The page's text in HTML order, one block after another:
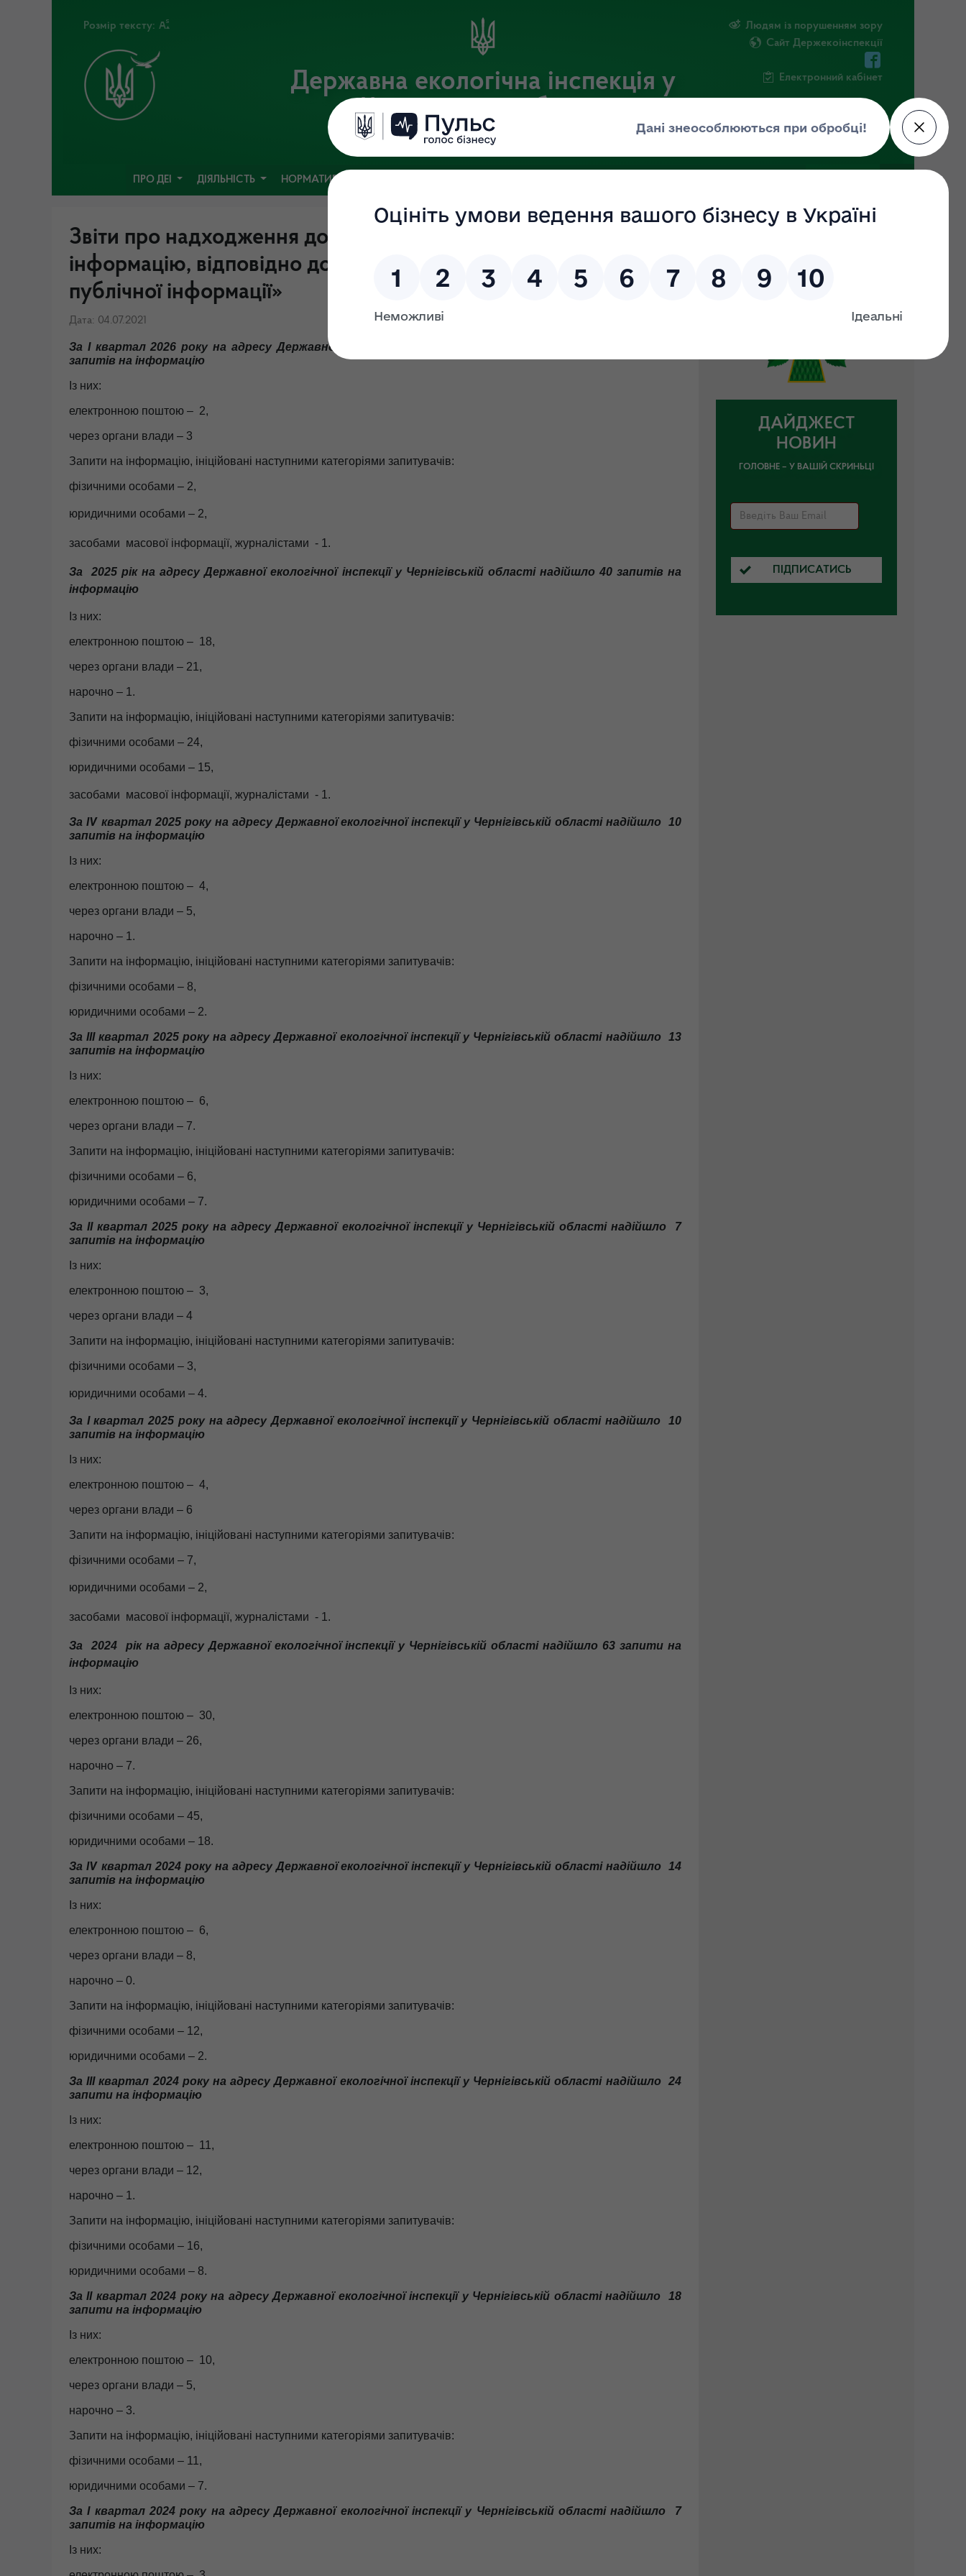
Розмір тексту:
Державна екологічна інспекція у
Чернігівській області
Офіційний веб-портал
Людям із порушенням зору
Сайт Держекоінспекції
Електронний кабінет
ПРО ДЕІ ДІЯЛЬНІСТЬ НОРМАТИВНА БАЗА
Звіти про надходження до Держекоінспекції запитів на
інформацію, відповідно до Закону України «Про доступ до
публічної інформації»
Дата: 04.07.2021
За І квартал2026 року на адресу Державної екологічної інспекції у Чернігівській області надійшло 5
запитів на інформацію
Із них:
електронною поштою – 2,
через органи влади – 3
Запити на інформацію, ініційовані наступними категоріями запитувачів:
фізичними особами – 2,
юридичними особами – 2,
засобами масової інформації, журналістами - 1 .
За 2025 рік на адресу Державної екологічної інспекції у Чернігівській області надійшло 40 запитів на
інформацію
Із них:
електронною поштою – 18,
через органи влади – 21,
нарочно – 1.
Запити на інформацію, ініційовані наступними категоріями запитувачів:
фізичними особами – 24,
юридичними особами – 15,
засобами масової інформації, журналістами - 1 .
За Ⅳ квартал2025 року на адресу Державної екологічної інспекції у Чернігівській області надійшло 10
запитів на інформацію
Із них:
електронною поштою – 4,
через органи влади – 5,
нарочно – 1.
Запити на інформацію, ініційовані наступними категоріями запитувачів:
фізичними особами – 8,
юридичними особами – 2.
ЗаІІІквартал 2025 року на адресу Державної екологічної інспекції у Чернігівській області надійшло 13
запитів на інформацію
Із них:
електронною поштою – 6,
через органи влади – 7.
Запити на інформацію, ініційовані наступними категоріями запитувачів:
фізичними особами – 6,
юридичними особами – 7.
ЗаІI квартал 2025 року на адресу Державної екологічної інспекції у Чернігівській області надійшло 7
запитів на інформацію
Із них:
електронною поштою – 3,
через органи влади – 4
Запити на інформацію, ініційовані наступними категоріями запитувачів:
фізичними особами – 3,
юридичними особами – 4.
За І квартал 2025 року на адресу Державної екологічної інспекції у Чернігівській області надійшло 10
запитів на інформацію
Із них:
електронною поштою – 4,
через органи влади – 6
Запити на інформацію, ініційовані наступними категоріями запитувачів:
фізичними особами – 7,
юридичними особами – 2,
засобами масової інформації, журналістами - 1 .
За 2024 рік на адресу Державної екологічної інспекції у Чернігівській області надійшло 63 запити на
інформацію
Із них:
електронною поштою – 30,
через органи влади – 26,
нарочно – 7.
Запити на інформацію, ініційовані наступними категоріями запитувачів:
фізичними особами – 45,
юридичними особами – 18.
За Ⅳ квартал2024 року на адресу Державної екологічної інспекції у Чернігівській області надійшло 14
запитів на інформацію
Із них:
електронною поштою – 6,
через органи влади – 8,
нарочно – 0.
Запити на інформацію, ініційовані наступними категоріями запитувачів:
фізичними особами – 12,
юридичними особами – 2.
ЗаІІІквартал 2024 року на адресу Державної екологічної інспекції у Чернігівській області надійшло 24
запити на інформацію
Із них:
електронною поштою – 11,
через органи влади – 12,
нарочно – 1.
Запити на інформацію, ініційовані наступними категоріями запитувачів:
фізичними особами – 16,
юридичними особами – 8.
ЗаІІквартал2024 року на адресу Державної екологічної інспекції у Чернігівській області надійшло 18
запити на інформацію
Із них:
електронною поштою – 10,
через органи влади – 5,
нарочно – 3.
Запити на інформацію, ініційовані наступними категоріями запитувачів:
фізичними особами – 11,
юридичними особами – 7.
ЗаІ квартал2024 року на адресу Державної екологічної інспекції у Чернігівській області надійшло 7
запитів на інформацію
Із них:
ДАЙДЖЕСТ
НОВИН
ГОЛОВНЕ – У ВАШІЙ СКРИНЬЦІ
ПІДПИСАТИСЬ